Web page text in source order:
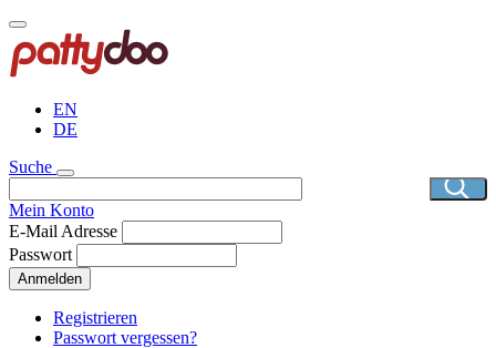
Direkt
zum
Inhalt
EN
DE
Suche
Mein Konto
E-Mail Adresse
Passwort
Anmelden
Registrieren
Passwort vergessen?